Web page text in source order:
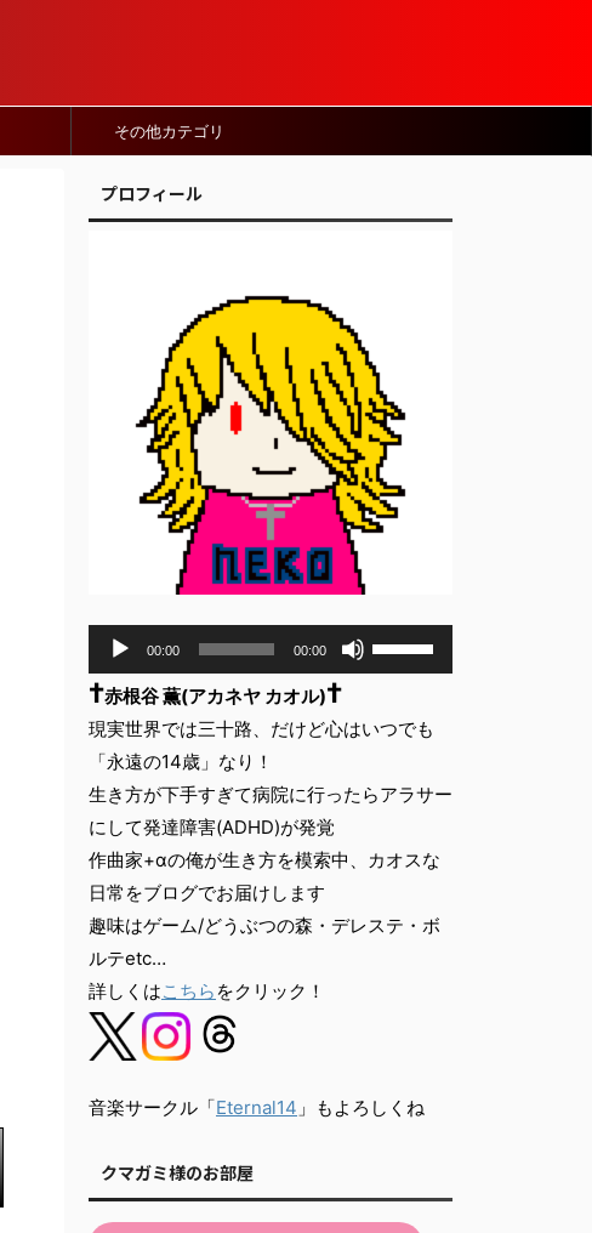
その他カテゴリ
プロフィール
プ
レ
ー
ヤ
ー
00:00 00:00
リ
ム
節
上
矢
印
く
い。
†赤根谷 薫(アカネヤ カオル)†
現実世界では三十路、だけど心はいつでも
「永遠の14歳」なり！
生き方が下手すぎて病院に行ったらアラサー
にして発達障害(ADHD)が発覚
作曲家+αの俺が生き方を模索中、カオスな
日常をブログでお届けします
趣味はゲーム/どうぶつの森・デレステ・ボ
ルテetc…
詳しくはこちら をクリック！
音楽サークル「Eternal14 」もよろしくね
クマガミ様のお部屋